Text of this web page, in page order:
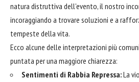
natura distruttiva dell'evento, il nostro
incoraggiando a trovare soluzioni e a
tempeste della vita.
Ecco alcune delle interpretazioni più
puntata per una maggiore chiarezza:
Sentimenti di Rabbia Repressa:La